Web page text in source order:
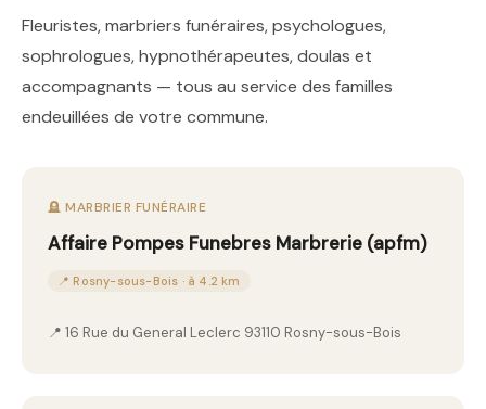
Fleuristes, marbriers funéraires, psychologues,
sophrologues, hypnothérapeutes, doulas et
accompagnants — tous au service des familles
endeuillées de votre commune.
🪦 MARBRIER FUNÉRAIRE
Affaire Pompes Funebres Marbrerie (apfm)
📍 Rosny-sous-Bois · à 4.2 km
📍 16 Rue du General Leclerc 93110 Rosny-sous-Bois